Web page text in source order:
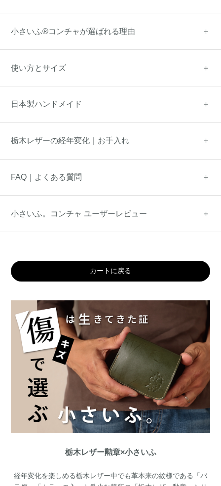
小さいふ®コンチャが選ばれる理由
使い方とサイズ
日本製ハンドメイド
栃木レザーの経年変化｜お手入れ
FAQ｜よくある質問
小さいふ。コンチャ ユーザーレビュー
カートに戻る
栃木レザー勲章×小さいふ
経年変化を楽しめる栃木レザー中でも革本来の紋様である「バ